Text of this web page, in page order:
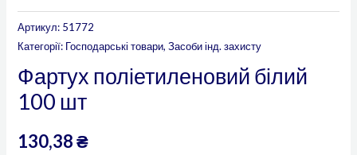
Артикул: 51772
Категорії: Господарські товари,Засоби інд. захисту
Фартух поліетиленовий білий
100 шт
130,38₴